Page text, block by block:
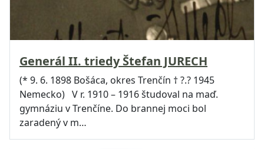
Generál II. triedy Štefan JURECH
(* 9. 6. 1898 Bošáca, okres Trenčín † ?.? 1945
Nemecko) V r. 1910 – 1916 študoval na maď.
gymnáziu v Trenčíne. Do brannej moci bol
zaradený v m…